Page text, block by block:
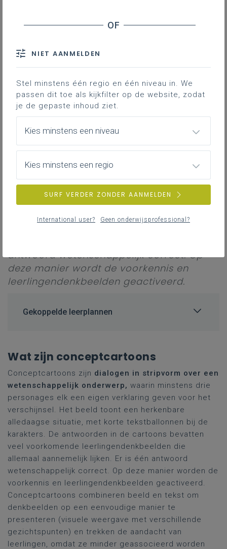
Hoe maak je zelf conceptcartoons met gratis AI-tools
pedagogisch-didactische thema’s
Voorbeelden
Bronnen
Conceptcartoons zijn dialogen in
stripvorm over een wetenschappelijk
onderwerp, waarin minstens drie
personages elk een eigen verklaring
geven voor het verschijnsel. De
antwoorden in de cartoons bevatten veel
antwoord wetenschappelijk correct. Op
deze manier wordt de voorkennis en
leerlingendenkbeelden geactiveerd.
Gekoppelde leerplannen
Wat zijn conceptcartoons
Conceptcartoons zijn dialogen in stripvorm over een
wetenschappelijk onderwerp, waarin minstens drie
personages elk een eigen verklaring geven voor het
verschijnsel. Het beeld toont een herkenbare
alledaagse situatie, met korte tekstballonnen bij de
karakters. De antwoorden in de cartoons bevatten
veel voorkomende leerlingendenkbeelden die
allemaal aannemelijk lijken. Er is één antwoord
wetenschappelijk correct. Op deze manier worden de
voorkennis en leerlingendenkbeelden geactiveerd.
Conceptcartoons combineren beeld en tekst om
denkbeelden op een eenvoudige manier te
presenteren (visuele weergave met verschillende
gezichtspunten) en trekken de aandacht van
leerlingen, omdat ze minder geassocieerd worden
NIET AANMELDEN
Stel minstens één regio en één niveau in. We
passen dit toe als kijkfilter op de website, zodat
je de gepaste inhoud ziet.
Kies minstens een niveau
Kies minstens een regio
SURF VERDER ZONDER AANMELDEN
International user? Geen onderwijsprofessional?